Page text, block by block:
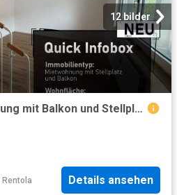
12 bilder
4 Zimmer Etagenwohnung mit Balkon und Stellplatz in LÃ¼denscheid
Rentola Details ansehen